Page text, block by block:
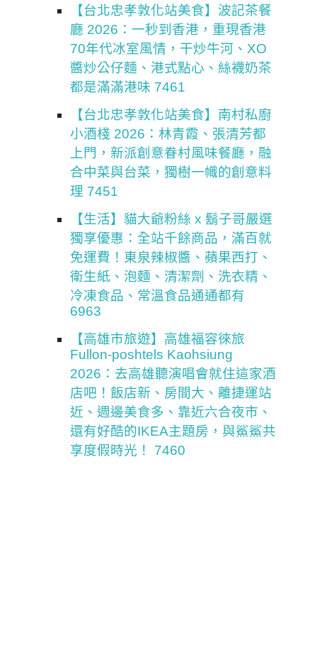
【台北忠孝敦化站美食】波記茶餐
廳 2026：一秒到香港，重現香港
70年代冰室風情，干炒牛河、XO
醬炒公仔麵、港式點心、絲襪奶茶
都是滿滿港味 7461
【台北忠孝敦化站美食】南村私廚
小酒棧 2026：林青霞、張清芳都
上門，新派創意眷村風味餐廳，融
合中菜與台菜，獨樹一幟的創意料
理 7451
【生活】貓大爺粉絲 x 鬍子哥嚴選
獨享優惠：全站千餘商品，滿百就
免運費！東泉辣椒醬、蘋果西打、
衛生紙、泡麵、清潔劑、洗衣精、
冷凍食品、常溫食品通通都有
6963
【高雄市旅遊】高雄福容徠旅
Fullon-poshtels Kaohsiung
2026：去高雄聽演唱會就住這家酒
店吧！飯店新、房間大、離捷運站
近、週邊美食多、靠近六合夜市、
還有好酷的IKEA主題房，與鯊鯊共
享度假時光！ 7460